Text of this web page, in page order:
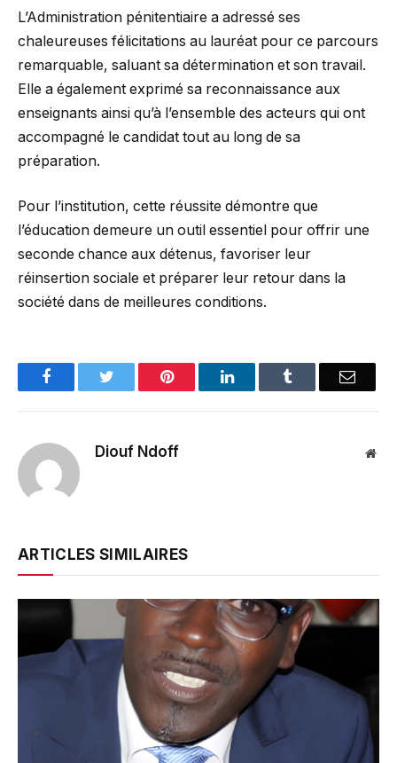
L’Administration pénitentiaire a adressé ses
chaleureuses félicitations au lauréat pour ce parcours
remarquable, saluant sa détermination et son travail.
Elle a également exprimé sa reconnaissance aux
enseignants ainsi qu’à l’ensemble des acteurs qui ont
accompagné le candidat tout au long de sa
préparation.
Pour l’institution, cette réussite démontre que
l’éducation demeure un outil essentiel pour offrir une
seconde chance aux détenus, favoriser leur
réinsertion sociale et préparer leur retour dans la
société dans de meilleures conditions.
FacebookTwitter Pinterest LinkedInTumblr Email
Diouf Ndoff
ARTICLES SIMILAIRES